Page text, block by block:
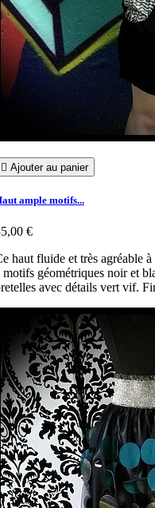
 Ajouter au panier
ample motifs...
€
haut fluide et très agréable
motifs géométriques noir et
avec détails vert vif.